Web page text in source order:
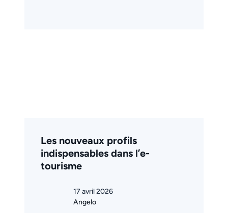
Les nouveaux profils
indispensables dans l’e-
tourisme
17 avril 2026
Angelo